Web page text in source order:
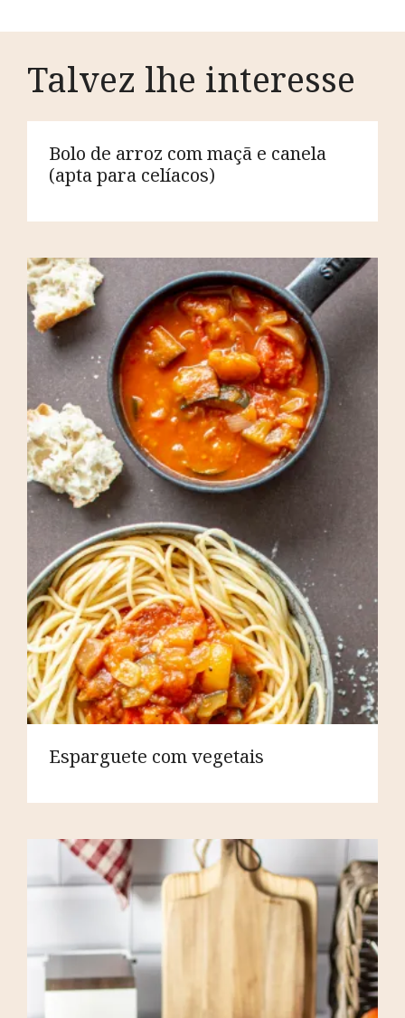
Talvez lhe interesse
Bolo de arroz com maçã e canela
(apta para celíacos)
Esparguete com vegetais